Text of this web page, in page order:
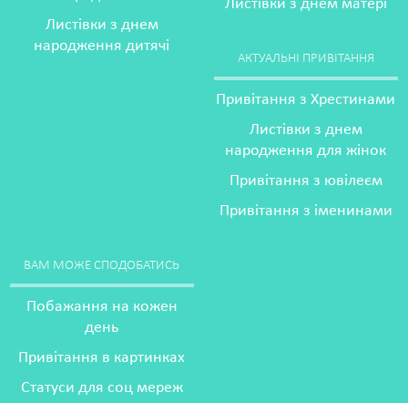
Листівки з днем
народження дитячі
Листівки з днем матері
АКТУАЛЬНІ ПРИВІТАННЯ
Привітання з Хрестинами
Листівки з днем
народження для жінок
Привітання з ювілеєм
Привітання з іменинами
ВАМ МОЖЕ СПОДОБАТИСЬ
Побажання на кожен
день
Привітання в картинках
Статуси для соц мереж